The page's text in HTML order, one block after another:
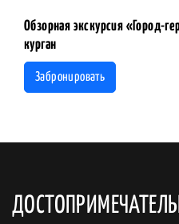
Обзорная экскурсия «Город-
курган
Забронировать